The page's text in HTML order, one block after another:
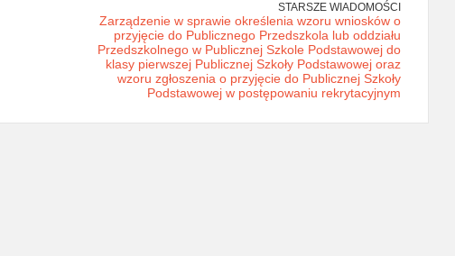
STARSZE WIADOMOŚCI
Zarządzenie w sprawie określenia wzoru wniosków o
przyjęcie do Publicznego Przedszkola lub oddziału
Przedszkolnego w Publicznej Szkole Podstawowej do
klasy pierwszej Publicznej Szkoły Podstawowej oraz
wzoru zgłoszenia o przyjęcie do Publicznej Szkoły
Podstawowej w postępowaniu rekrytacyjnym